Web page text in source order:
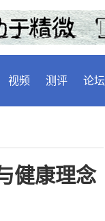
视频 测评 论坛
健康理念